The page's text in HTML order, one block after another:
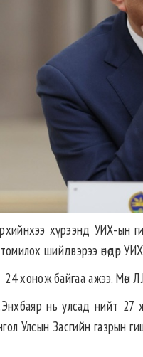
хүрээнд УИХ-ын
шийдвэрээ өнөөдөр
24 хонож байгаа ажээ. Мөн
нь улсад нийт 27
Улсын Засгийн газрын